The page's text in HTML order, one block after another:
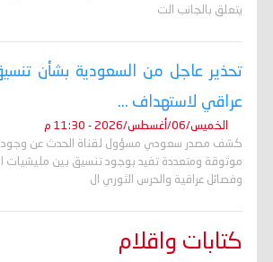
يتعلق بالجانب الت
تحذير عاجل من السعودية بشأن
عراقي لاستهداف ...
الخميس/06/أغسطس/2026 - 11:30 م
كشف مصدر سعودي مسؤول لقناة الحدث عن وجود
موثوقة ومتعددة تفيد بوجود تنسيق بين مليشيات
وفصائل عراقية والحرس الثوري ال
كتابات واقلام